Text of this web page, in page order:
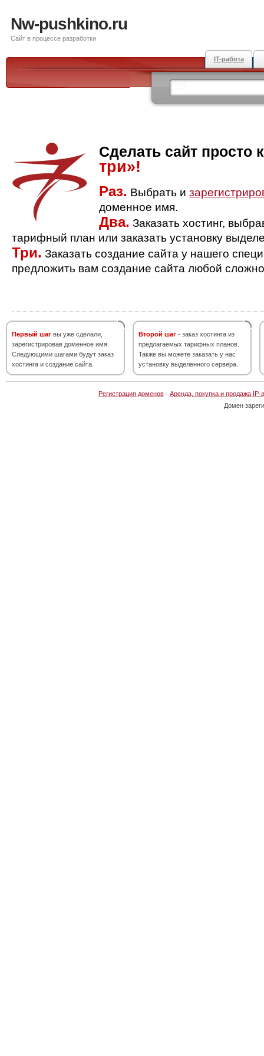
Nw-pushkino.ru
Сайт в процессе разработки
IT-работа
Сделать сайт просто
три»!
Раз. Выбрать и
доменное имя.
Два. Заказать хостинг,
тарифный план или заказать установку
Три. Заказать создание сайта у нашего
предложить вам создание сайта любой
Первый шаг вы уже сделали,
зарегистрировав доменное имя.
Следующими шагами будут заказ
хостинга и создание сайта.
Второй шаг - заказ хостинга из
предлагаемых тарифных планов.
Также вы можете заказать у нас
установку выделенного сервера.
Регистрация доменов· Аренда, покупка и продажа IP-
Домен